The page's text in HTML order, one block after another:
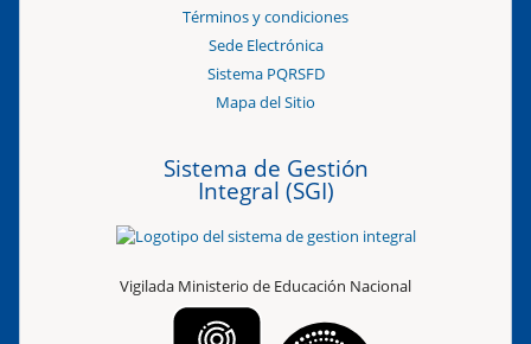
Términos y condiciones
Sede Electrónica
Sistema PQRSFD
Mapa del Sitio
Sistema de Gestión
Integral (SGI)
Vigilada Ministerio de Educación Nacional